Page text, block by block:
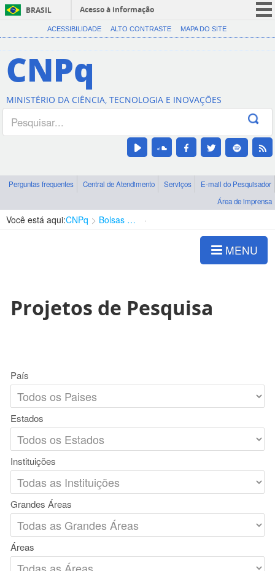
BRASIL
Acesso à informação
CORONAVÍRUS (COVID-19)
Canais
ACESSIBILIDADE ALTO CONTRASTE MAPA DO SITE
CNPq
MINISTÉRIO DA CIÊNCIA, TECNOLOGIA E INOVAÇÕES
Perguntas frequentes Central de Atendimento Serviços
E-mail do Pesquisador
Área de imprensa
Você está aqui:CNPq Bolsas e Auxílios Vigentes
MENU
Projetos de Pesquisa
País
Estados
Instituições
Grandes Áreas
Áreas